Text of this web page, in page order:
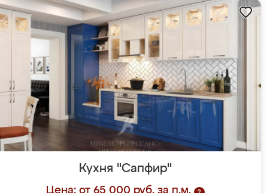
Кухня "Сапфир"
Цена: от 65 000 руб. за п.м.